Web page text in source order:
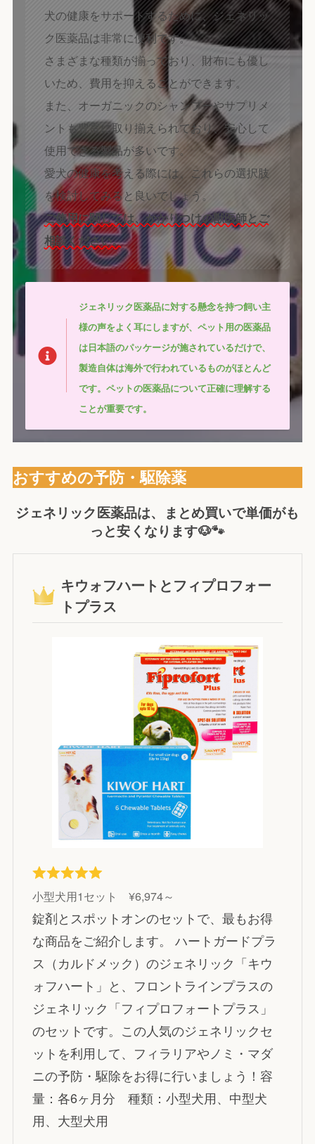
犬の健康をサポートするために、ジェネリッ
ク医薬品は非常に便利です。
さまざまな種類が揃っており、財布にも優し
いため、費用を抑えることができます。
また、オーガニックのシャンプーやサプリメ
ントも豊富に取り揃えられており、安心して
使用できる製品が多いです。
愛犬の健康を考える際には、これらの選択肢
を検討してみると良いでしょう。
ご使用に関しては、かかりつけの獣医師とご
相談ください。
ジェネリック医薬品に対する懸念を持つ飼い主
様の声をよく耳にしますが、ペット用の医薬品
は日本語のパッケージが施されているだけで、
製造自体は海外で行われているものがほとんど
です。ペットの医薬品について正確に理解する
ことが重要です。
おすすめの予防・駆除薬
ジェネリック医薬品は、まとめ買いで単価がも
っと安くなります🐶🐾
キウォフハートとフィプロフォー
トプラス
小型犬用1セット ¥6,974～
錠剤とスポットオンのセットで、最もお得
な商品をご紹介します。 ハートガードプラ
ス（カルドメック）のジェネリック「キウ
ォフハート」と、フロントラインプラスの
ジェネリック「フィプロフォートプラス」
のセットです。この人気のジェネリックセ
ットを利用して、フィラリアやノミ・マダ
ニの予防・駆除をお得に行いましょう！容
量：各6ヶ月分 種類：小型犬用、中型犬
用、大型犬用